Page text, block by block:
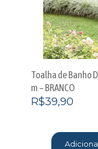
Toalha de Banho
m – BRANCO
R$39,90